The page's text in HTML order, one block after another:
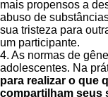
mais propensos a
abuso de
sua tristeza para
um participante.
4. As normas de
adolescentes. Na
para realizar o que
compartilham seus